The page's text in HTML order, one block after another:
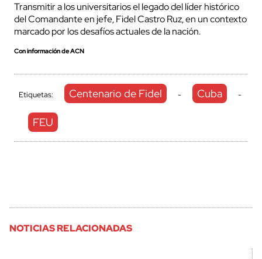
Transmitir a los universitarios el legado del líder histórico
del Comandante en jefe, Fidel Castro Ruz, en un contexto
marcado por los desafíos actuales de la nación.
Con información de ACN
Etiquetas: Centenario de Fidel - Cuba -
FEU
NOTICIAS RELACIONADAS